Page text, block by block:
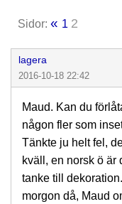
Sidor: « 1 2
lagera
2016-10-18 22:42
Maud. Kan du
någon fler som
Tänkte ju helt fel,
kväll, en norsk ö är
tanke till
morgon då, Maud